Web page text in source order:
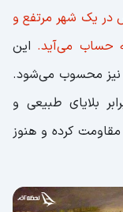
در یک شهر مرتفع و
حساب می‌آید. این
نیز محسوب می‌شود.
بلایای طبیعی و
کرده و هنوز